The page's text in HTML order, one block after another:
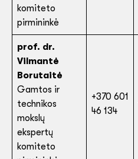
komiteto
pirmininkė
prof. dr.
Vilmantė
Borutaitė
Gamtos ir
technikos
mokslų
ekspertų
komiteto
+370 601
46 134